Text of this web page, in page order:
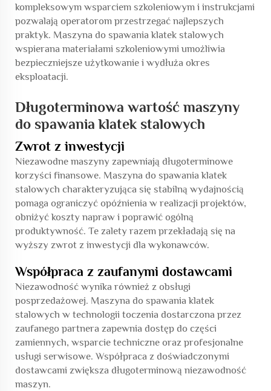
kompleksowym wsparciem szkoleniowym i instrukcjami
pozwalają operatorom przestrzegać najlepszych
praktyk. Maszyna do spawania klatek stalowych
wspierana materiałami szkoleniowymi umożliwia
bezpieczniejsze użytkowanie i wydłuża okres
eksploatacji.
Długoterminowa wartość maszyny
do spawania klatek stalowych
Zwrot z inwestycji
Niezawodne maszyny zapewniają długoterminowe
korzyści finansowe. Maszyna do spawania klatek
stalowych charakteryzująca się stabilną wydajnością
pomaga ograniczyć opóźnienia w realizacji projektów,
obniżyć koszty napraw i poprawić ogólną
produktywność. Te zalety razem przekładają się na
wyższy zwrot z inwestycji dla wykonawców.
Współpraca z zaufanymi dostawcami
Niezawodność wynika również z obsługi
posprzedażowej. Maszyna do spawania klatek
stalowych w technologii toczenia dostarczona przez
zaufanego partnera zapewnia dostęp do części
zamiennych, wsparcie techniczne oraz profesjonalne
usługi serwisowe. Współpraca z doświadczonymi
dostawcami zwiększa długoterminową niezawodność
maszyn.